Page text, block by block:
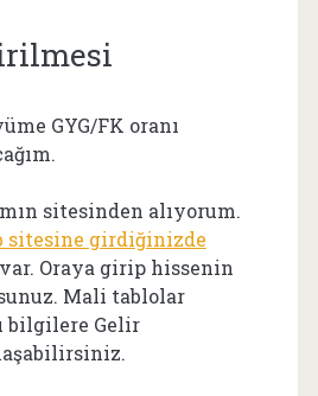
GYG/FK oranı
sitesinden alıyorum.
sitesine girdiğinizde
Oraya girip hissenin
Mali tablolar
bilgilere Gelir